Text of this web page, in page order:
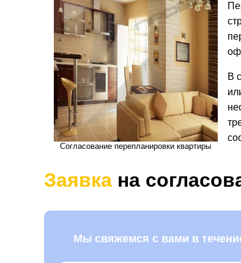
Согласование перепланировки квартиры
В
Заявка на
Мы свяжемся с вами в